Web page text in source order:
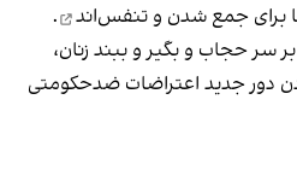
برای جمع شدن و تنفس‌اند
.
سر حجاب و بگیر و ببند زنان،
دور جدید اعتراضات ضدحکومتی